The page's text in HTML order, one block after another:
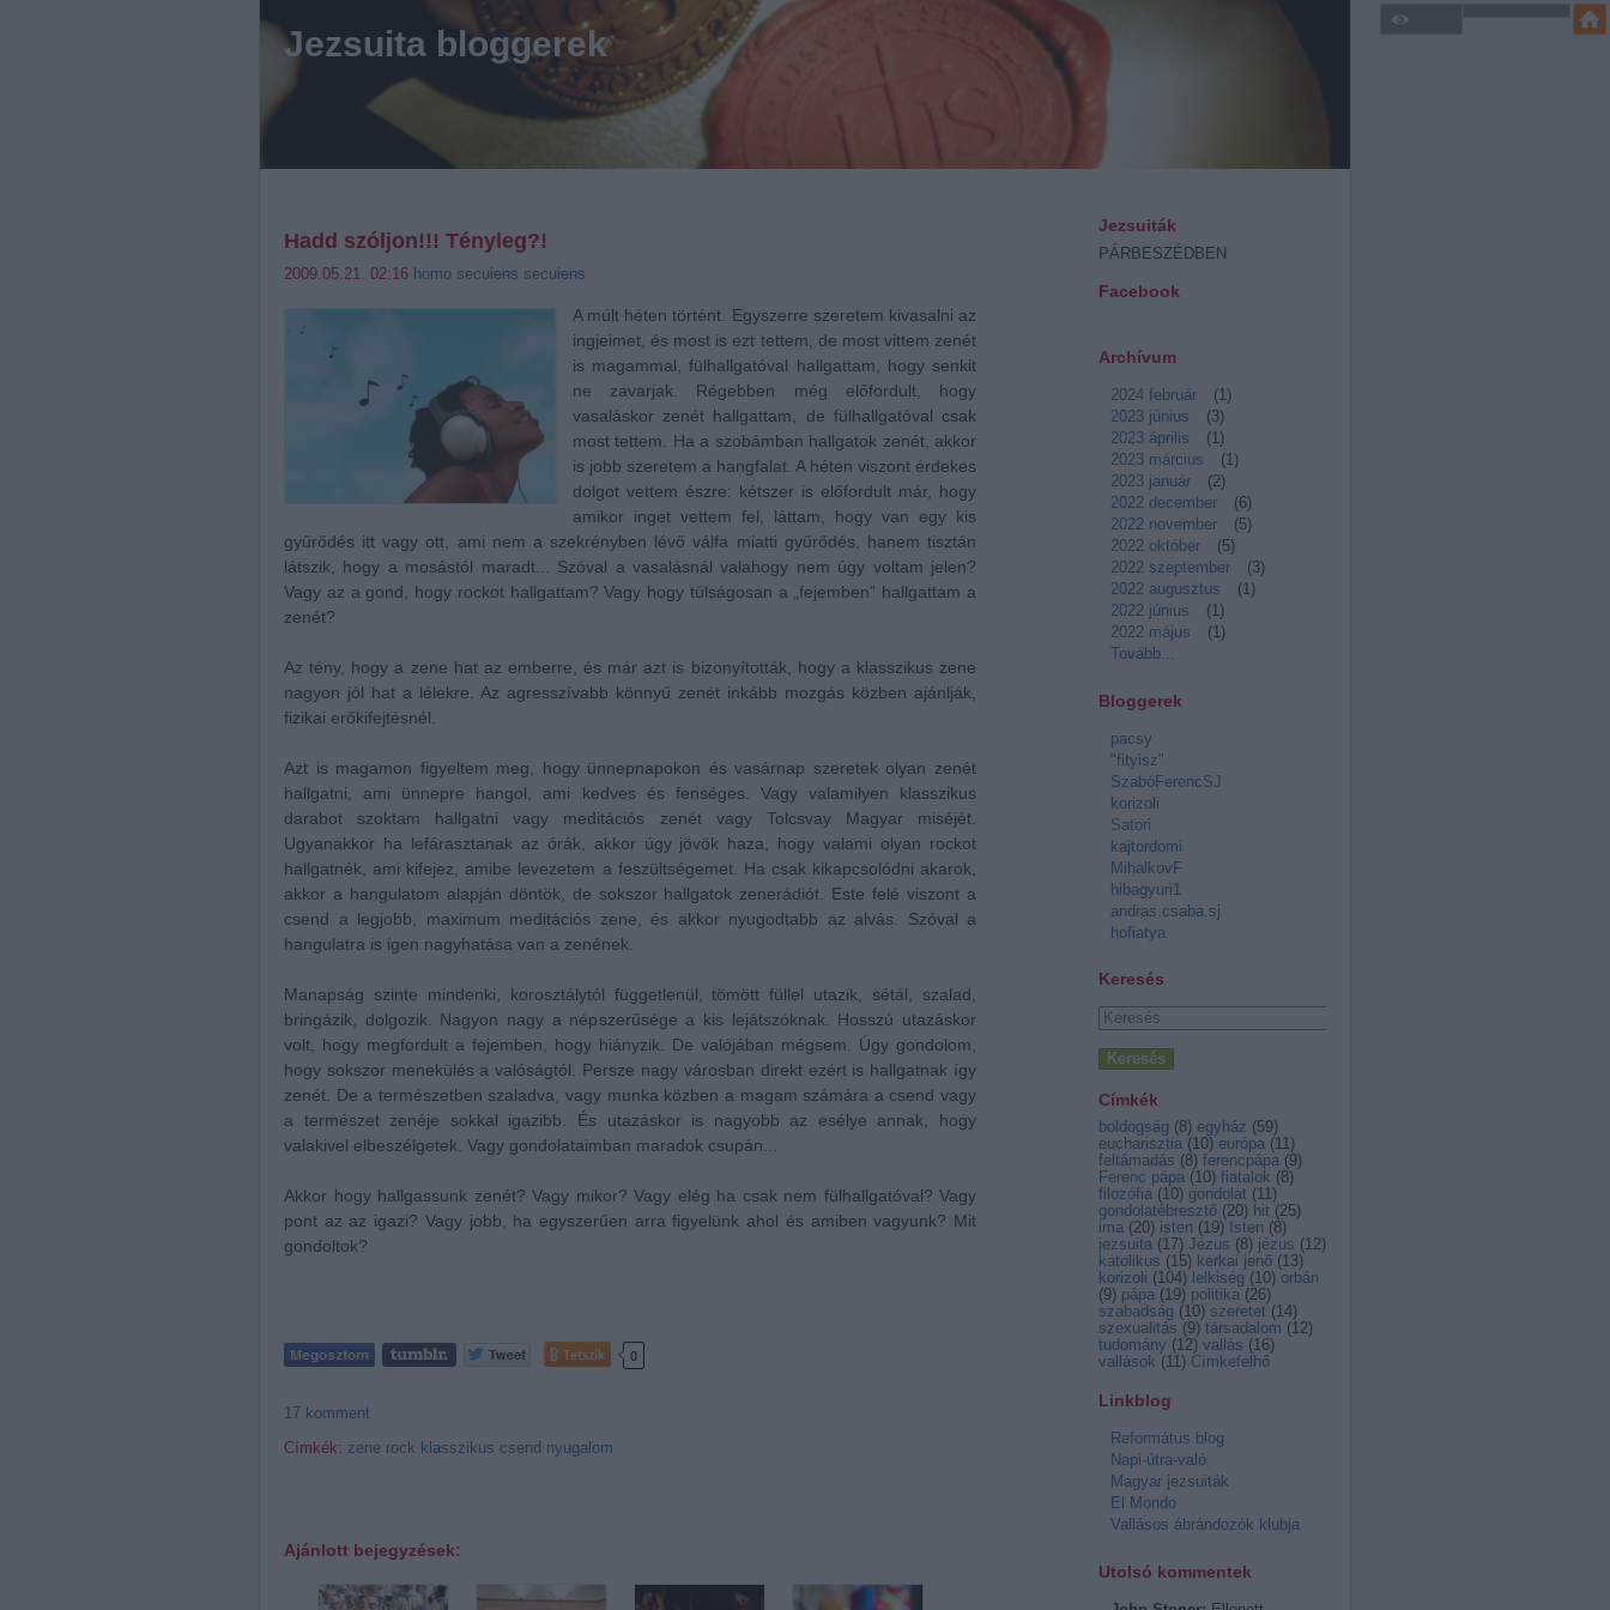
Jezsuita bloggerek
Jezsuiták
PÁRBESZÉDBEN
Facebook
Archívum
2024 február (1)
2023 június
(3)
2023 április
(1)
2023 március
(1)
2023 január
(2)
2022 december
(6)
2022 november
(5)
2022 október
(5)
2022 szeptember
(3)
2022 augusztus
(1)
2022 június
(1)
2022 május
(1)
Tovább...
Bloggerek
pacsy
"fityisz"
SzabóFerencSJ
korizoli
Satori
kajtordomi
MihalkovF
hibagyuri1
andras.csaba.sj
hofiatya
Keresés
Címkék
boldogság (8) egyház (59)
eucharisztia (10) európa (11)
feltámadás (8) ferencpápa (9)
Ferenc pápa (10) fiatalok (8)
filozófia (10) gondolat (11)
gondolatébresztő (20) hit (25)
ima (20) isten (19) Isten (8)
jezsuita (17) Jézus (8) jézus (12)
katolikus (15) kerkai jenő (13)
korizoli (104) lelkiség (10) orbán
(9) pápa (19) politika (26)
szabadság (10) szeretet (14)
szexualitás (9) társadalom (12)
tudomány (12) vallás (16)
vallások (11) Címkefelhő
Linkblog
Református blog
Napi-útra-való
Magyar jezsuiták
El Mondo
Vallásos ábrándozók klubja
Utolsó kommentek
Hadd szóljon!!! Tényleg?!
2009.05.21. 02:16 homo secuiens secuiens
A múlt héten történt. Egyszerre szeretem kivasalni az
ingjeimet, és most is ezt tettem, de most vittem zenét
is magammal, fülhallgatóval hallgattam, hogy senkit
ne zavarjak. Régebben még előfordult, hogy
vasaláskor zenét hallgattam, de fülhallgatóval csak
most tettem. Ha a szobámban hallgatok zenét, akkor
is jobb szeretem a hangfalat. A héten viszont érdekes
dolgot vettem észre: kétszer is előfordult már, hogy
amikor inget vettem fel, láttam, hogy van egy kis
gyűrődés itt vagy ott, ami nem a szekrényben lévő válfa miatti gyűrődés, hanem tisztán
látszik, hogy a mosástól maradt... Szóval a vasalásnál valahogy nem úgy voltam jelen?
Vagy az a gond, hogy rockot hallgattam? Vagy hogy túlságosan a „fejemben” hallgattam a
zenét?
Az tény, hogy a zene hat az emberre, és már azt is bizonyították, hogy a klasszikus zene
nagyon jól hat a lélekre. Az agresszívabb könnyű zenét inkább mozgás közben ajánlják,
fizikai erőkifejtésnél.
Azt is magamon figyeltem meg, hogy ünnepnapokon és vasárnap szeretek olyan zenét
hallgatni, ami ünnepre hangol, ami kedves és fenséges. Vagy valamilyen klasszikus
darabot szoktam hallgatni vagy meditációs zenét vagy Tolcsvay Magyar miséjét.
Ugyanakkor ha lefárasztanak az órák, akkor úgy jövök haza, hogy valami olyan rockot
hallgatnék, ami kifejez, amibe levezetem a feszültségemet. Ha csak kikapcsolódni akarok,
akkor a hangulatom alapján döntök, de sokszor hallgatok zenerádiót. Este felé viszont a
csend a legjobb, maximum meditációs zene, és akkor nyugodtabb az alvás. Szóval a
hangulatra is igen nagyhatása van a zenének.
Manapság szinte mindenki, korosztálytól függetlenül, tömött füllel utazik, sétál, szalad,
bringázik, dolgozik. Nagyon nagy a népszerűsége a kis lejátszóknak. Hosszú utazáskor
volt, hogy megfordult a fejemben, hogy hiányzik. De valójában mégsem. Úgy gondolom,
hogy sokszor menekülés a valóságtól. Persze nagy városban direkt ezért is hallgatnak így
zenét. De a természetben szaladva, vagy munka közben a magam számára a csend vagy
a természet zenéje sokkal igazibb. És utazáskor is nagyobb az esélye annak, hogy
valakivel elbeszélgetek. Vagy gondolataimban maradok csupán...
Akkor hogy hallgassunk zenét? Vagy mikor? Vagy elég ha csak nem fülhallgatóval? Vagy
pont az az igazi? Vagy jobb, ha egyszerűen arra figyelünk ahol és amiben vagyunk? Mit
gondoltok?
Tetszik 0
17 komment
Címkék: zene rock klasszikus csend nyugalom
Ajánlott bejegyzések: